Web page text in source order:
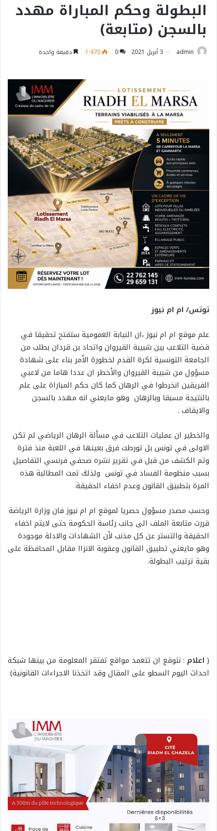
البطولة وحكم المباراة مهدد
بالسجن (متابعة)
admin 3 أبريل 2021 0 1٬470 دقيقة واحدة
توتس/ ام ام نيوز
علم موقع ام ام نيوز ،ان النيابة العمومية ستفتح تحقيقا في
قضية التلاعب بين شبيبة القيروان واتحاد بن قردان بطلب من
الجامعة التونسية لكرة القدم لخطورة الأمر بناء على شهادة
مسؤول من شبيبة القيروان والأخطر ان عددا هاما من لاعبي
الفريقين انخرطوا في الرهان كما كان حكم المباراة على علم
بالنتيجة مسبقا وبالرهان وهو مايعني انه مهدد بالسجن
والايقاف .
والخطير ان عمليات التلاعب في مسألة الرهان الرياضي لم تكن
الاولى في تونس بل تورطت فرق بعينها في اللعبة منذ فترة
وتم الكشف من قبل في تقرير نشره صحفي فرنسي التفاصيل
بسبب منظومة الفساد في تونس ولذلك تمت المطالبة هذه
المرة بتطبيق القانون وعدم اخفاء الحقيقة.
وحسب مصدر مسؤول حصريا لموقع ام ام نيوز فان وزارة الرياضة
قررت متابعة الملف الى جانب رئاسة الحكومة حتى لايتم اخفاء
الحقيقة والتستر عن كل مذنب لأن الشهادات والادلة موجودة
وهو مايعني تطبيق القانون وعقوبة الانزاا مقابل المحافظة على
بقية ترتيب البطولة.
( اعلام : نتوقع ان تتعمد مواقع تفتقر المعلومة من بينها شبكة
احداث اليوم السطو على المقال وقد اتخذنا الاجراءات القانونية)